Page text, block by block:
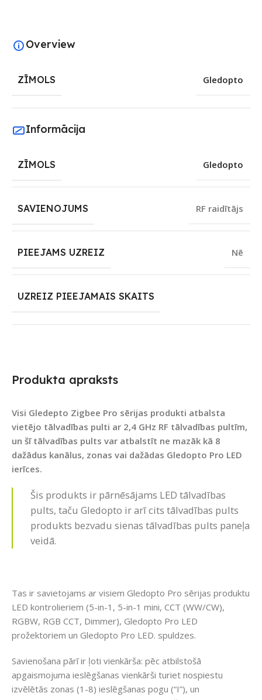
Produkta apraksts
Visi Gledepto Zigbee Pro sērijas produkti atbalsta
vietējo tālvadības pulti ar 2,4 GHz RF tālvadības pultīm,
un šī tālvadības pults var atbalstīt ne mazāk kā 8
dažādus kanālus, zonas vai dažādas Gledopto Pro LED
ierīces.
Šis produkts ir pārnēsājams LED tālvadības
pults, taču Gledopto ir arī cits tālvadības pults
produkts bezvadu sienas tālvadības pults paneļa
veidā.
Tas ir savietojams ar visiem Gledopto Pro sērijas produktu
LED kontrolieriem (5-in-1, 5-in-1 mini, CCT (WW/CW),
RGBW, RGB CCT, Dimmer), Gledopto Pro LED
prožektoriem un Gledopto Pro LED. spuldzes.
Savienošana pārī ir ļoti vienkārša: pēc atbilstošā
apgaismojuma ieslēgšanas vienkārši turiet nospiestu
izvēlētās zonas (1-8) ieslēgšanas pogu (“I”), un
Overview
ZĪMOLS Gledopto
Informācija
ZĪMOLS Gledopto
SAVIENOJUMS RF raidītājs
PIEEJAMS UZREIZ Nē
UZREIZ PIEEJAMAIS SKAITS